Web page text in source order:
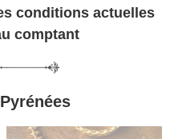
conditions actuelles
comptant